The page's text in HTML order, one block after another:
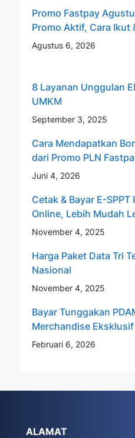
Promo Fastpay
Promo Aktif, Cara Ikut
Agustus 6, 2026
8 Layanan Unggulan
UMKM
September 3, 2025
Cara Mendapatkan
dari Promo PLN
Juni 4, 2026
Cetak & Bayar E-SPPT
Online, Lebih Mudah
November 4, 2025
Harga Paket Data Tri
Nasional
November 4, 2025
Bayar Tunggakan
Merchandise
Februari 6, 2026
ALAMAT